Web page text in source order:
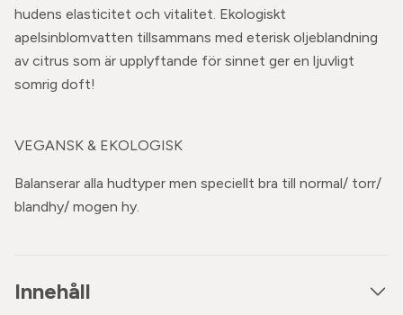
hudens elasticitet och vitalitet. Ekologiskt
apelsinblomvatten tillsammans med eterisk oljeblandning
av citrus som är upplyftande för sinnet ger en ljuvligt
somrig doft!
VEGANSK & EKOLOGISK
Balanserar alla hudtyper men speciellt bra till normal/ torr/
blandhy/ mogen hy.
Innehåll